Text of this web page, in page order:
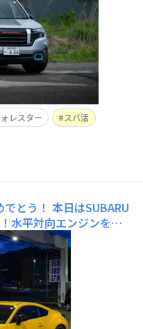
レスター スバ活
でとう！ 本日はSUBARU
水平対向エンジンを作
！本当に運転していて楽